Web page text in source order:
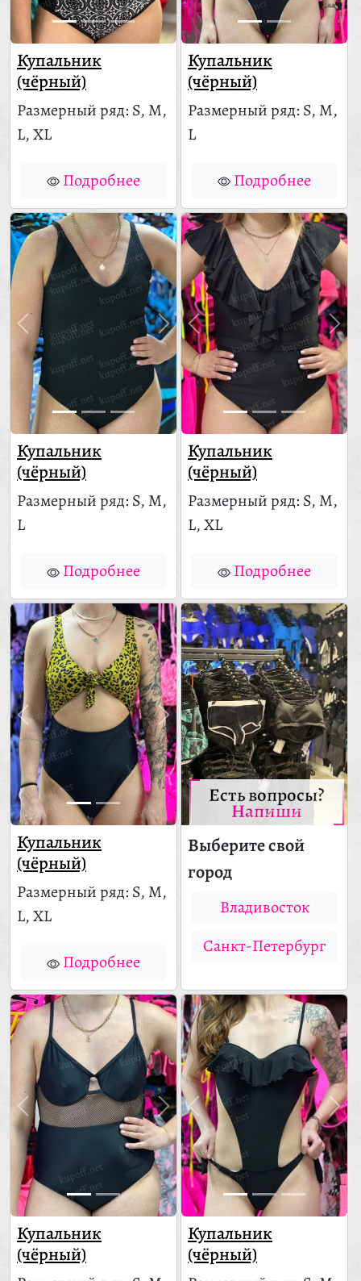
Есть вопросы?
Напиши
Выберите свой
город
Владивосток
Санкт-Петербург
Купальник
(чёрный)
Размерный ряд: S, M,
L, XL
Подробнее
Купальник
(чёрный)
Размерный ряд: S, M,
L
Подробнее
Купальник
(чёрный)
Размерный ряд: S, M,
L
Подробнее
Купальник
(чёрный)
Размерный ряд: S, M,
L, XL
Подробнее
Купальник
(чёрный)
Размерный ряд: S, M,
L, XL
Подробнее
Купальник
(чёрный)
Купальник
(чёрный)